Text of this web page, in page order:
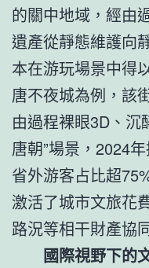
的關中地域，經由
遺產從靜態維護向
本在游玩場景中得
唐不夜城為例，該
由過程裸眼3D、沉
唐朝”場景，2024
省外游客占比超
激活了城市文旅花
路況等相干財產協
國際視野下的